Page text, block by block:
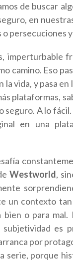
de buscar
en
persecuciones
imperturbable
camino. Eso
la vida, y pasa
plataformas,
A lo fácil.
en una
Westworld,
un contexto
o para
subjetividad es
por
serie, porque